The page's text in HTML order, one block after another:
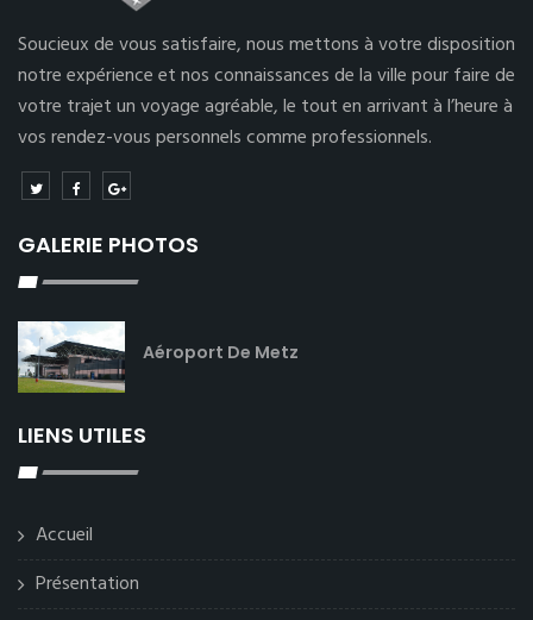
Soucieux de vous satisfaire, nous mettons à votre disposition
notre expérience et nos connaissances de la ville pour faire de
votre trajet un voyage agréable, le tout en arrivant à l’heure à
vos rendez-vous personnels comme professionnels.
GALERIE PHOTOS
Aéroport De Metz
LIENS UTILES
Accueil
Présentation